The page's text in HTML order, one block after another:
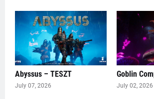
Abyssus – TESZT
July 07, 2026
Goblin
July 02, 2026